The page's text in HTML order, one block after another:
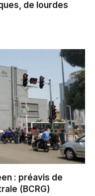
de lourdes
: préavis de
(BCRG)